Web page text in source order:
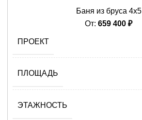
Баня из бруса 4х5
От: 659 400 ₽
ПРОЕКТ
ПЛОЩАДЬ
ЭТАЖНОСТЬ